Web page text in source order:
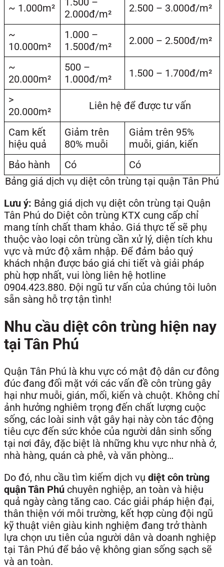
Bảng giá dịch vụ diệt côn trùng tại quận Tân Phú
~ 1.000m²
2.000đ/m²
2.500 – 3.000đ/m²
~
10.000m²
1.000 –
1.500đ/m²
2.000 – 2.500đ/m²
~
20.000m²
500 –
1.000đ/m²
1.500 – 1.700đ/m²
>
20.000m²
Liên hệ để được tư vấn
Cam kết
hiệu quả
Giảm trên
80% muỗi
Giảm trên 95%
muỗi, gián, kiến
Bảo hành
Có Có
Lưu ý: Bảng giá dịch vụ diệt côn trùng tại Quận
Tân Phú do Diệt côn trùng KTX cung cấp chỉ
mang tính chất tham khảo. Giá thực tế sẽ phụ
thuộc vào loại côn trùng cần xử lý, diện tích khu
vực và mức độ xâm nhập. Để đảm bảo quý
khách nhận được báo giá chi tiết và giải pháp
phù hợp nhất, vui lòng liên hệ hotline
0904.423.880. Đội ngũ tư vấn của chúng tôi luôn
sẵn sàng hỗ trợ tận tình!
Nhu cầu diệt côn trùng hiện nay
tại Tân Phú
Quận Tân Phú là khu vực có mật độ dân cư đông
đúc đang đối mặt với các vấn đề côn trùng gây
hại như muỗi, gián, mối, kiến và chuột. Không chỉ
ảnh hưởng nghiêm trọng đến chất lượng cuộc
sống, các loài sinh vật gây hại này còn tác động
tiêu cực đến sức khỏe của người dân sinh sống
tại nơi đây, đặc biệt là những khu vực như nhà ở,
nhà hàng, quán cà phê, và văn phòng…
Do đó, nhu cầu tìm kiếm dịch vụ diệt côn trùng
quận Tân Phú chuyên nghiệp, an toàn và hiệu
quả ngày càng tăng cao. Các giải pháp hiện đại,
thân thiện với môi trường, kết hợp cùng đội ngũ
kỹ thuật viên giàu kinh nghiệm đang trở thành
lựa chọn ưu tiên của người dân và doanh nghiệp
tại Tân Phú để bảo vệ không gian sống sạch sẽ
và an toàn.